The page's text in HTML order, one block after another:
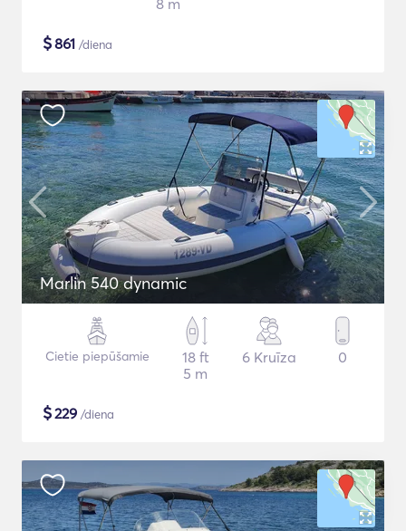
8 m
$861 /diena
Marlin 540 dynamic
Cietie piepūšamie
18 ft
5 m
6 Kruīza 0
$229 /diena